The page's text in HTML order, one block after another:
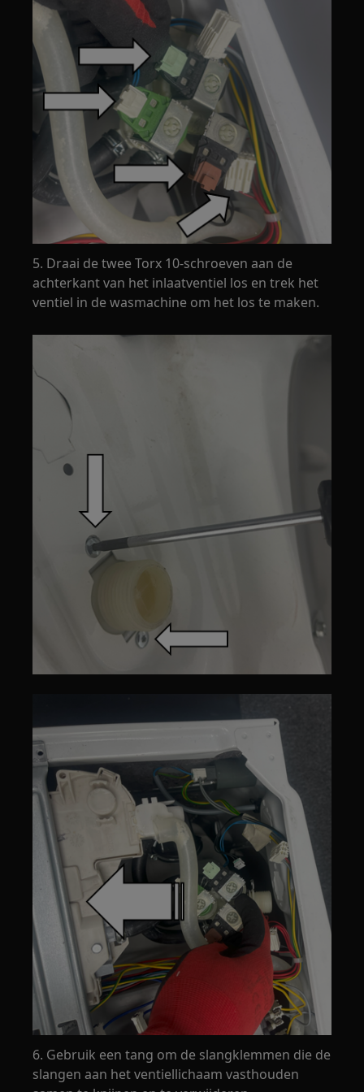
5. Draai de twee Torx 10-schroeven aan de
achterkant van het inlaatventiel los en trek het
ventiel in de wasmachine om het los te maken.
6. Gebruik een tang om de slangklemmen die de
slangen aan het ventiellichaam vasthouden